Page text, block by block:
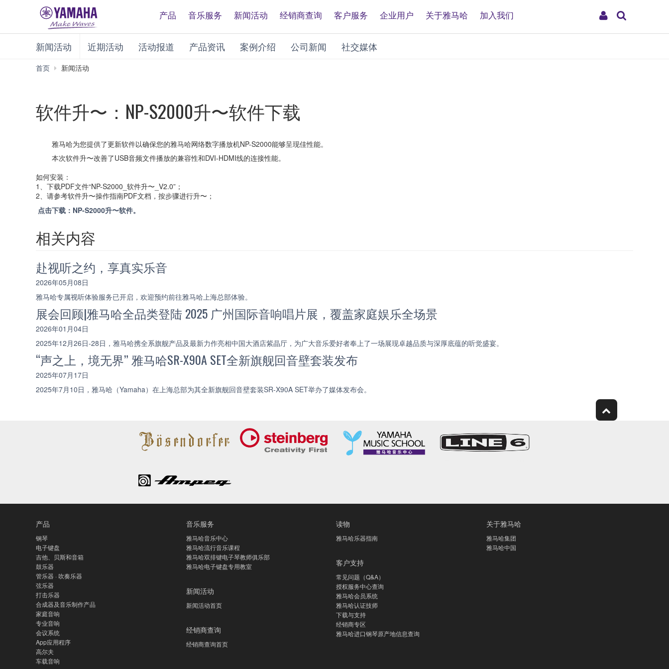
My
产品 音乐服务 新闻活动 经销商查询 客户服务 企业用户 关于雅马哈 加入我们
新闻活动 近期活动 活动报道 产品资讯 案例介绍 公司新闻 社交媒体
首页 新闻活动
软件升〜：NP-S2000升〜软件下载
雅马哈为您提供了更新软件以确保您的雅马哈网络数字播放机NP-S2000能够呈现佳性能。
本次软件升〜改善了USB音频文件播放的兼容性和DVI-HDMI线的连接性能。
如何安装：
1、下载PDF文件“NP-S2000_软件升〜_V2.0”；
2、请参考软件升〜操作指南PDF文档，按步骤进行升〜；
点击下载：NP-S2000升〜软件。
相关内容
赴视听之约，享真实乐音
2026年05月08日
雅马哈专属视听体验服务已开启，欢迎预约前往雅马哈上海总部体验。
展会回顾|雅马哈全品类登陆 2025 广州国际音响唱片展，覆盖家庭娱乐全场景
2026年01月04日
2025年12月26日-28日，雅马哈携全系旗舰产品及最新力作亮相中国大酒店紫晶厅，为广大音乐爱好者奉上了一场展现卓越品质与深厚底蕴的听觉盛宴。
“声之上，境无界” 雅马哈SR-X90A SET全新旗舰回音壁套装发布
2025年07月17日
2025年7月10日，雅马哈（Yamaha）在上海总部为其全新旗舰回音壁套装SR-X90A SET举办了媒体发布会。
产品
钢琴
电子键盘
吉他、贝斯和音箱
鼓乐器
管乐器 · 吹奏乐器
弦乐器
打击乐器
合成器及音乐制作产品
家庭音响
专业音响
会议系统
App应用程序
高尔夫
车载音响
音乐服务
雅马哈音乐中心
雅马哈流行音乐课程
雅马哈双排键电子琴教师俱乐部
雅马哈电子键盘专用教室
新闻活动
新闻活动首页
经销商查询
经销商查询首页
读物
雅马哈乐器指南
客户支持
常见问题（Q&A）
授权服务中心查询
雅马哈会员系统
雅马哈认证技师
下载与支持
经销商专区
雅马哈进口钢琴原产地信息查询
关于雅马哈
雅马哈集团
雅马哈中国